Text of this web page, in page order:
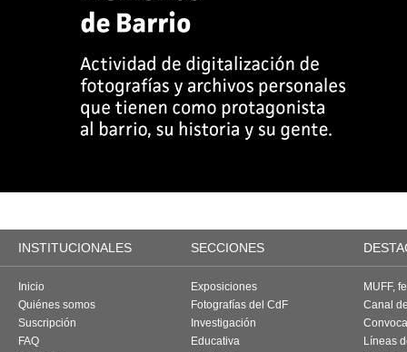
INSTITUCIONALES SECCIONES
Inicio
Quiénes somos
Suscripción
FAQ
Exposiciones
Fotografías del CdF
Investigación
Educativa
MUFF,
Canal
Líneas